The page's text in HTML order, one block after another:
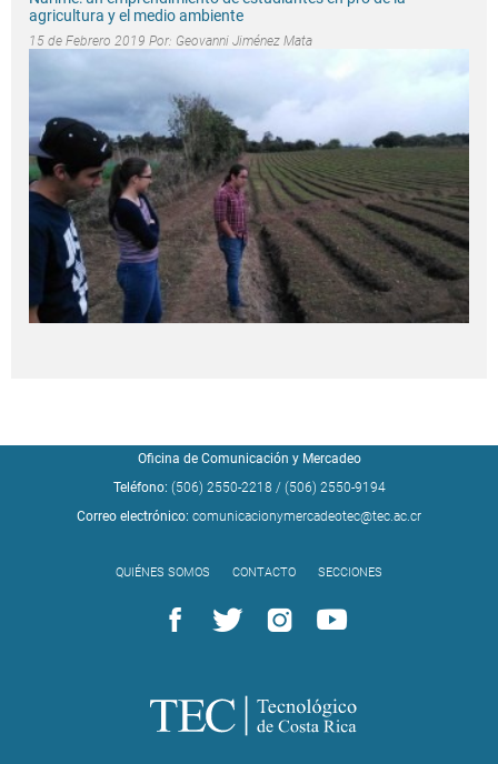
agricultura y el medio ambiente
15 de Febrero 2019 Por: Geovanni Jiménez Mata
Oficina de Comunicación y Mercadeo
Teléfono: (506) 2550-2218 / (506) 2550-9194
Correo electrónico: comunicacionymercadeotec@tec.ac.cr
QUIÉNES SOMOS CONTACTO SECCIONES